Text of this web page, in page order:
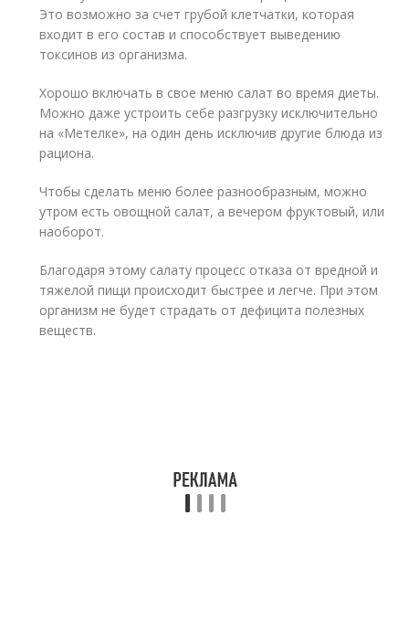
Это возможно за счет грубой клетчатки, которая
входит в его состав и способствует выведению
токсинов из организма.
Хорошо включать в свое меню салат во время диеты.
Можно даже устроить себе разгрузку исключительно
на «Метелке», на один день исключив другие блюда из
рациона.
Чтобы сделать меню более разнообразным, можно
утром есть овощной салат, а вечером фруктовый, или
наоборот.
Благодаря этому салату процесс отказа от вредной и
тяжелой пищи происходит быстрее и легче. При этом
организм не будет страдать от дефицита полезных
веществ.